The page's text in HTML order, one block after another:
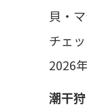
貝・
チェ
2026
潮干